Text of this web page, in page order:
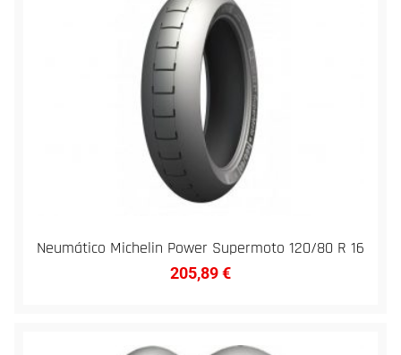
Neumático Michelin Power Supermoto 120/80 R 16
205,89€